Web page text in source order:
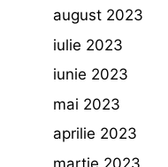
august 2023
iulie 2023
iunie 2023
mai 2023
aprilie 2023
martie 2023